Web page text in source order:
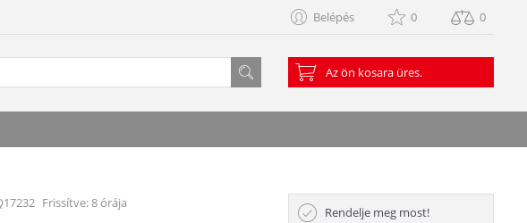
Belépés 0 0
Az ön kosara üres.
Frissítve: 8 órája
Rendelje meg most!